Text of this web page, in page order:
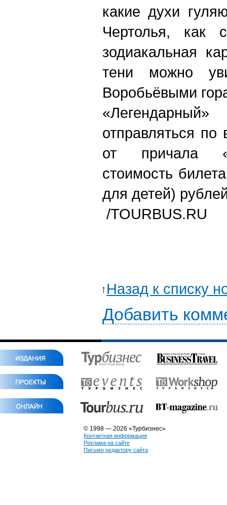
какие духи
Чертолья,
зодиакальная
тени можно
Воробьёвыми
отправляться по
от причала
стоимость
для детей)
/TOURBUS.RU
Назад к списку
Добавить
© 1998 — 2026 «Турбизнес»
Контактная информация
Реклама на сайте
Письмо редактору сайта